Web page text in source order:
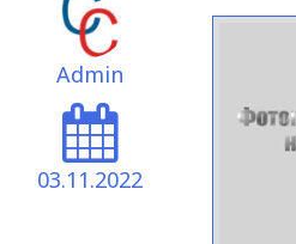
Admin
03.11.2022